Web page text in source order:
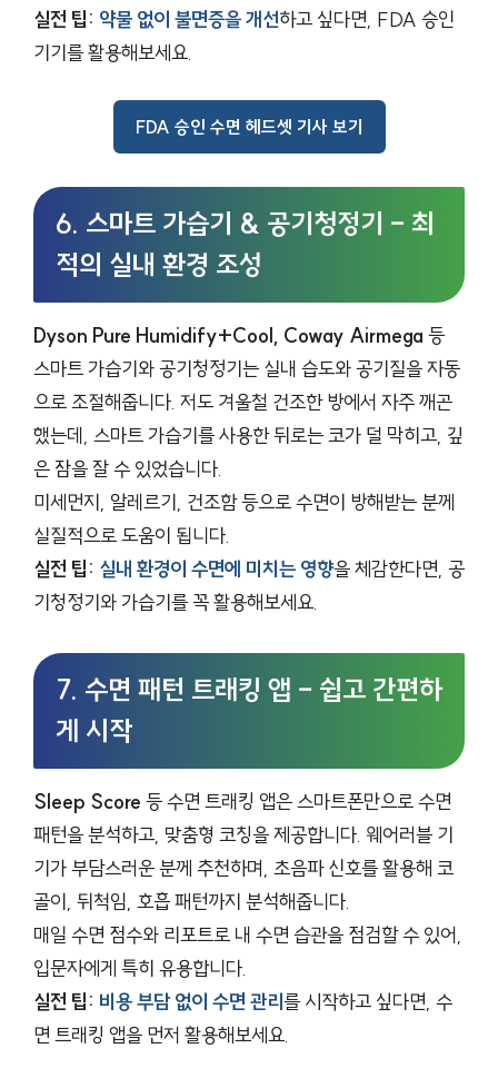
실전 팁: 약물 없이 불면증을 개선하고 싶다면, FDA 승인
기기를 활용해보세요.
FDA 승인 수면 헤드셋 기사 보기
6. 스마트 가습기 & 공기청정기 – 최
적의 실내 환경 조성
Dyson Pure Humidify+Cool, Coway Airmega 등
스마트 가습기와 공기청정기는 실내 습도와 공기질을 자동
으로 조절해줍니다. 저도 겨울철 건조한 방에서 자주 깨곤
했는데, 스마트 가습기를 사용한 뒤로는 코가 덜 막히고, 깊
은 잠을 잘 수 있었습니다.
미세먼지, 알레르기, 건조함 등으로 수면이 방해받는 분께
실질적으로 도움이 됩니다.
실전 팁: 실내 환경이 수면에 미치는 영향을 체감한다면, 공
기청정기와 가습기를 꼭 활용해보세요.
7. 수면 패턴 트래킹 앱 – 쉽고 간편하
게 시작
Sleep Score 등 수면 트래킹 앱은 스마트폰만으로 수면
패턴을 분석하고, 맞춤형 코칭을 제공합니다. 웨어러블 기
기가 부담스러운 분께 추천하며, 초음파 신호를 활용해 코
골이, 뒤척임, 호흡 패턴까지 분석해줍니다.
매일 수면 점수와 리포트로 내 수면 습관을 점검할 수 있어,
입문자에게 특히 유용합니다.
실전 팁: 비용 부담 없이 수면 관리를 시작하고 싶다면, 수
면 트래킹 앱을 먼저 활용해보세요.